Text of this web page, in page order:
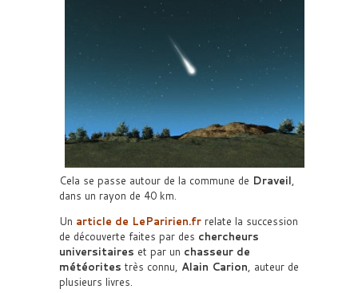
Cela se passe autour de la commune de Draveil,
dans un rayon de 40 km.
Un article de LeParirien.fr relate la succession
de découverte faites par des chercheurs
universitaires et par un chasseur de
météorites très connu, Alain Carion, auteur de
plusieurs livres.